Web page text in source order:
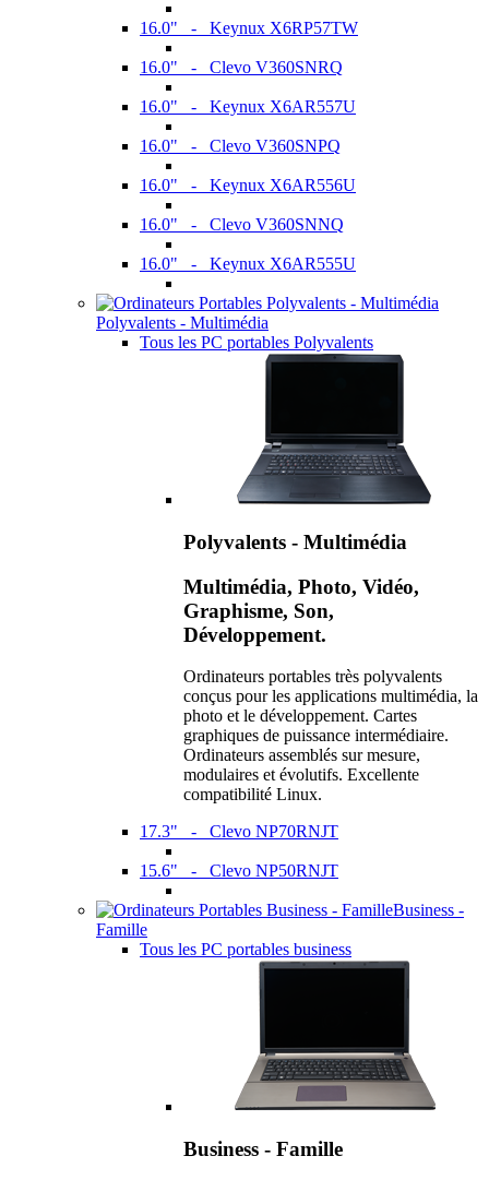
16.0" - Keynux X6RP57TW
16.0" - Clevo V360SNRQ
16.0" - Keynux X6AR557U
16.0" - Clevo V360SNPQ
16.0" - Keynux X6AR556U
16.0" - Clevo V360SNNQ
16.0" - Keynux X6AR555U
Polyvalents - Multimédia
Tous les PC portables Polyvalents
Polyvalents - Multimédia
Multimédia, Photo, Vidéo,
Graphisme, Son,
Développement.
Ordinateurs portables très polyvalents
conçus pour les applications multimédia, la
photo et le développement. Cartes
graphiques de puissance intermédiaire.
Ordinateurs assemblés sur mesure,
modulaires et évolutifs. Excellente
compatibilité Linux.
17.3" - Clevo NP70RNJT
15.6" - Clevo NP50RNJT
Business -
Famille
Tous les PC portables business
Business - Famille